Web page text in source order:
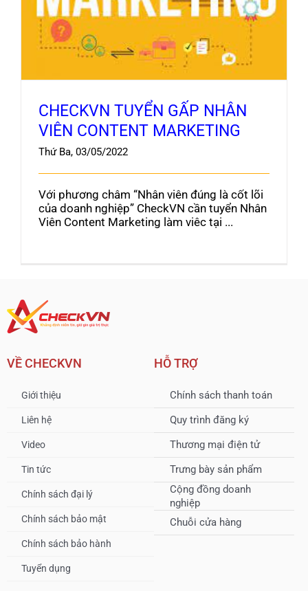
Blog
MARKETING
CHECKVN TUYỂN GẤP NHÂN
VIÊN CONTENT MARKETING
Thứ Ba, 03/05/2022
Với phương châm “Nhân viên đúng là cốt lõi
của doanh nghiệp” CheckVN cần tuyển Nhân
Viên Content Marketing làm viêc tại ...
VỀ CHECKVN
Giới thiệu
Liên hệ
Video
Tin tức
Chính sách đại lý
Chính sách bảo mật
Chính sách bảo hành
Tuyển dụng
HỖ TRỢ
Chính sách thanh toán
Quy trình đăng ký
Thương mại điện tử
Trưng bày sản phẩm
Cộng đồng doanh
nghiệp
Chuỗi cửa hàng